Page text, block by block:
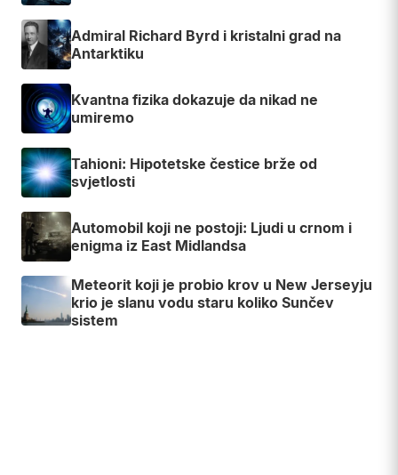
Admiral Richard Byrd i kristalni grad na
Antarktiku
Kvantna fizika dokazuje da nikad ne
umiremo
Tahioni: Hipotetske čestice brže od
svjetlosti
Automobil koji ne postoji: Ljudi u crnom i
enigma iz East Midlandsa
Meteorit koji je probio krov u New Jerseyju
krio je slanu vodu staru koliko Sunčev
sistem